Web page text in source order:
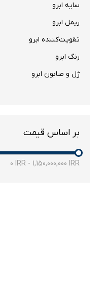
سایه ابرو
ریمل ابرو
تقویت‌کننده ابرو
رنگ ابرو
ژل و صابون ابرو
بر اساس قیمت
0 IRR - 1,150,000,000 IRR